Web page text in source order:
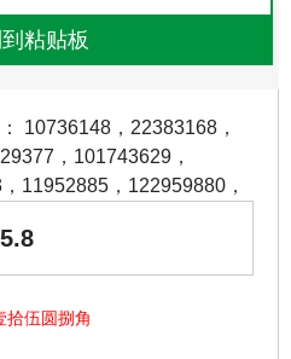
10736148 ， 22383168 ，
， 101743629 ，
， 11952885 ， 122959880 ，
拾伍圆捌角